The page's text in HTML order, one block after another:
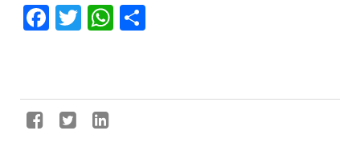
Facebook
Twitter
WhatsApp